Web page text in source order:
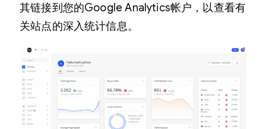
其链接到您的Google Analytics帐户，以查看有
关站点的深入统计信息。